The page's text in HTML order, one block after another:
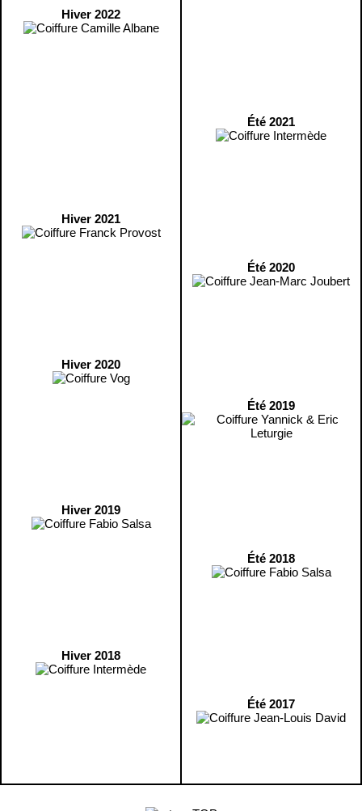
Hiver 2022
Hiver 2021
Hiver 2020
Hiver 2019
Hiver 2018
Été 2021
Été 2020
Été 2019
Été 2018
Été 2017